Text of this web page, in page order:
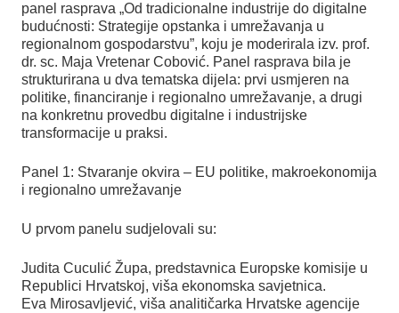
panel rasprava „Od tradicionalne industrije do digitalne
budućnosti: Strategije opstanka i umrežavanja u
regionalnom gospodarstvu”, koju je moderirala izv. prof.
dr. sc. Maja Vretenar Cobović. Panel rasprava bila je
strukturirana u dva tematska dijela: prvi usmjeren na
politike, financiranje i regionalno umrežavanje, a drugi
na konkretnu provedbu digitalne i industrijske
transformacije u praksi.
Panel 1: Stvaranje okvira – EU politike, makroekonomija
i regionalno umrežavanje
U prvom panelu sudjelovali su:
Judita Cuculić Župa, predstavnica Europske komisije u
Republici Hrvatskoj, viša ekonomska savjetnica.
Eva Mirosavljević, viša analitičarka Hrvatske agencije